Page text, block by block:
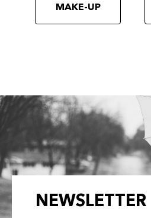
MAKE-UP
NEWSLETTER